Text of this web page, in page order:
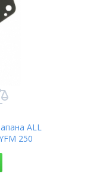
ALL
250